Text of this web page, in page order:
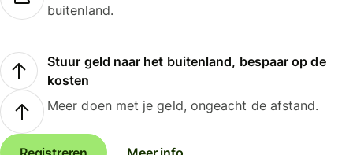
buitenland.
Stuur geld naar het buitenland, bespaar op de
kosten
Meer doen met je geld, ongeacht de afstand.